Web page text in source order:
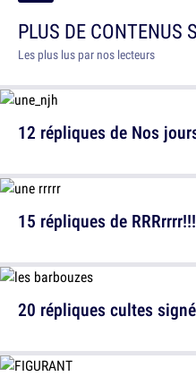
PLUS DE CONTENUS
Les plus lus par nos lecteurs
12 répliques de Nos
20 répliques cultes
15 répliques de RRRrrrr!!!